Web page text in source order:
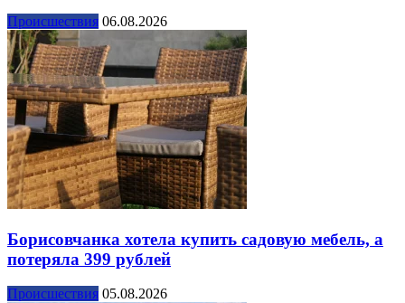
Происшествия 06.08.2026
Борисовчанка хотела купить садовую мебель, а
потеряла 399 рублей
Происшествия 05.08.2026